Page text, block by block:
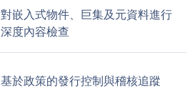
對嵌入式物件、巨集及元資料進行
深度內容檢查
基於政策的發行控制與稽核追蹤